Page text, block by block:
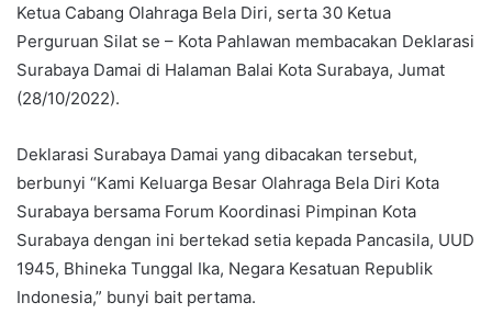
Ketua Cabang Olahraga Bela Diri, serta 30 Ketua
Perguruan Silat se – Kota Pahlawan membacakan Deklarasi
Surabaya Damai di Halaman Balai Kota Surabaya, Jumat
(28/10/2022).
Deklarasi Surabaya Damai yang dibacakan tersebut,
berbunyi “Kami Keluarga Besar Olahraga Bela Diri Kota
Surabaya bersama Forum Koordinasi Pimpinan Kota
Surabaya dengan ini bertekad setia kepada Pancasila, UUD
1945, Bhineka Tunggal Ika, Negara Kesatuan Republik
Indonesia,” bunyi bait pertama.